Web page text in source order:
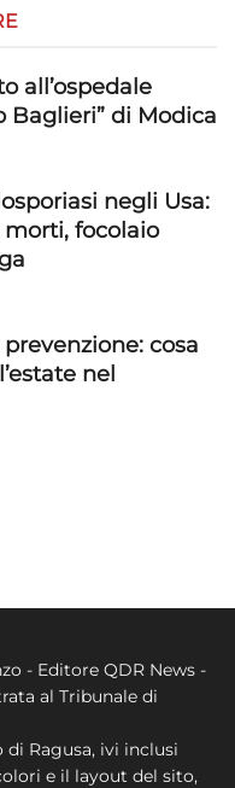
all’ospedale
Baglieri” di Modica
negli Usa:
morti, focolaio
cosa
nel
- Editore QDR News -
al Tribunale di
di Ragusa, ivi inclusi
e il layout del sito,